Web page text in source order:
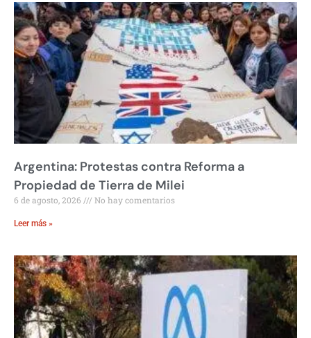
Argentina: Protestas contra Reforma a
Propiedad de Tierra de Milei
6 de agosto, 2026 No hay comentarios
Leer más »